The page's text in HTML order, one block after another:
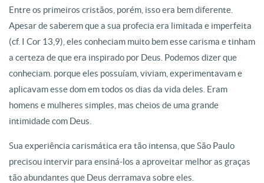
Entre os primeiros cristãos, porém, isso era bem diferente.
Apesar de saberem que a sua profecia era limitada e imperfeita
(cf. I Cor 13,9), eles conheciam muito bem esse carisma e tinham
a certeza de que era inspirado por Deus. Podemos dizer que
conheciam. porque eles possuíam, viviam, experimentavam e
aplicavam esse dom em todos os dias da vida deles. Eram
homens e mulheres simples, mas cheios de uma grande
intimidade com Deus.
Sua experiência carismática era tão intensa, que São Paulo
precisou intervir para ensiná-los a aproveitar melhor as graças
tão abundantes que Deus derramava sobre eles.